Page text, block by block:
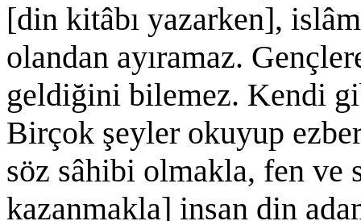
[din kitâbı yazarken],
olandan ayıramaz.
geldiğini bilemez. Kendi
Birçok şeyler okuyup
söz sâhibi olmakla, fen ve
kazanmakla] insan din